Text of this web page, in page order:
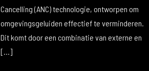
Cancelling (ANC) technologie, ontworpen om
omgevingsgeluiden effectief te verminderen.
Dit komt door een combinatie van externe en
[…]